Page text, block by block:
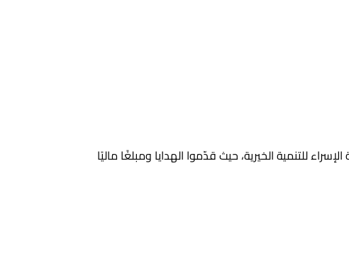
للتنمية الخيرية، حيث قدّموا الهدايا ومبلغًا ماليًا